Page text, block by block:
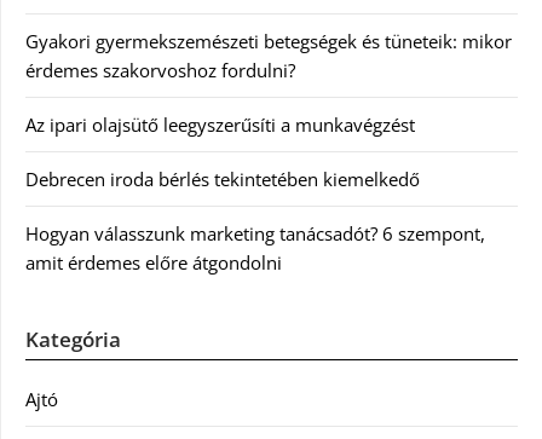
Gyakori gyermekszemészeti betegségek és tüneteik: mikor
érdemes szakorvoshoz fordulni?
Az ipari olajsütő leegyszerűsíti a munkavégzést
Debrecen iroda bérlés tekintetében kiemelkedő
Hogyan válasszunk marketing tanácsadót? 6 szempont,
amit érdemes előre átgondolni
Kategória
Ajtó